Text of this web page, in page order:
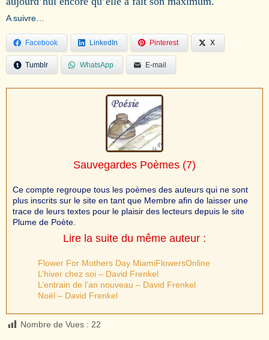
A suivre…
Facebook LinkedIn Pinterest X
Tumblr WhatsApp E-mail
Sauvegardes Poèmes (7)
Ce compte regroupe tous les poèmes des auteurs qui ne sont
plus inscrits sur le site en tant que Membre afin de laisser une
trace de leurs textes pour le plaisir des lecteurs depuis le site
Plume de Poète.
Lire la suite du même auteur :
Flower For Mothers Day MiamiFlowersOnline
L’hiver chez soi – David Frenkel
L’entrain de l’an nouveau – David Frenkel
Noël – David Frenkel
Nombre de Vues : 22